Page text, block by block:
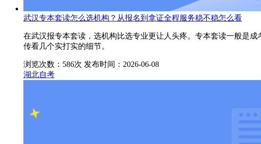
武汉专本套读怎么选机构？从报名到拿证全程服务稳不稳怎么看
在武汉报专本套读，选机构比选专业更让人头疼。专本套读一般是
传看几个实打实的细节。
浏览次数：586次 发布时间：2026-06-08
湖北自考